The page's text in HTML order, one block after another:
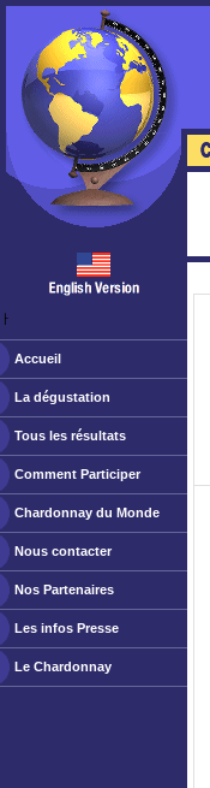
ￂﾠ
Accueil
La dégustation
Tous les résultats
Comment Participer
Chardonnay du Monde
Nous contacter
Nos Partenaires
Les infos Presse
Le Chardonnay